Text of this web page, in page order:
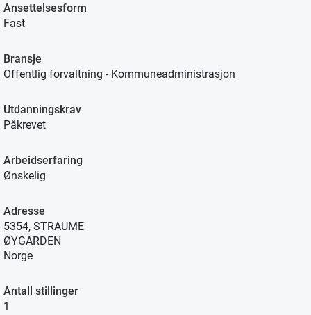
Ansettelsesform
Fast
Bransje
Offentlig forvaltning - Kommuneadministrasjon
Utdanningskrav
Påkrevet
Arbeidserfaring
Ønskelig
Adresse
5354, STRAUME
ØYGARDEN
Norge
Antall stillinger
1